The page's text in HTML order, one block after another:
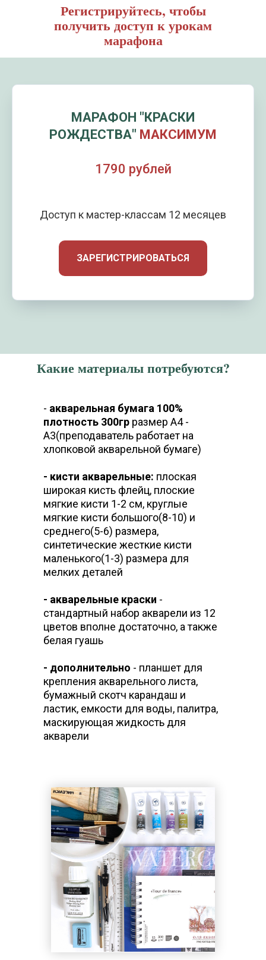
до 12.06
Регистрируйтесь, чтобы
получить доступ к урокам
марафона
МАРАФОН "КРАСКИ
РОЖДЕСТВА" МАКСИМУМ
1790 рублей
Доступ к мастер-классам 12 месяцев
ЗАРЕГИСТРИРОВАТЬСЯ
- акварельная бумага 100%
плотность 300гр размер А4 -
А3(преподаватель работает на
хлопковой акварельной бумаге)
- кисти акварельные: плоская
широкая кисть флейц, плоские
мягкие кисти 1-2 см, круглые
мягкие кисти большого(8-10) и
среднего(5-6) размера,
синтетические жесткие кисти
маленького(1-3) размера для
мелких деталей
- акварельные краски -
стандартный набор акварели из 12
цветов вполне достаточно, а также
белая гуашь
- дополнительно - планшет для
крепления акварельного листа,
бумажный скотч карандаш и
ластик, емкости для воды, палитра,
маскирующая жидкость для
акварели
Какие материалы потребуются?